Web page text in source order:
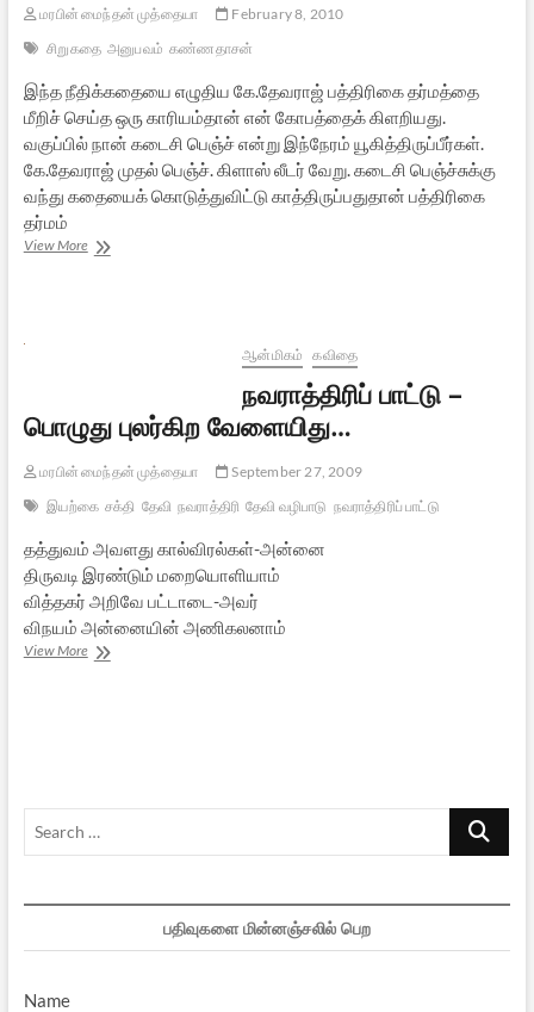
மரபின் மைந்தன் முத்தையா
February 8, 2010
சிறுகதை அனுபவம் கண்ணதாசன்
இந்த நீதிக்கதையை எழுதிய கே.தேவராஜ் பத்திரிகை தர்மத்தை
மீறிச் செய்த ஒரு காரியம்தான் என் கோபத்தைக் கிளறியது.
வகுப்பில் நான் கடைசி பெஞ்ச் என்று இந்நேரம் யூகித்திருப்பீர்கள்.
கே.தேவராஜ் முதல் பெஞ்ச். கிளாஸ் லீடர் வேறு. கடைசி பெஞ்ச்சுக்கு
வந்து கதையைக் கொடுத்துவிட்டு காத்திருப்பதுதான் பத்திரிகை
தர்மம்
View Moreஇப்படித்தான்
ஆன்மிகம் கவிதை
நவராத்திரிப் பாட்டு –
பொழுது புலர்கிற வேளையிது…
மரபின் மைந்தன் முத்தையா
September 27, 2009
இயற்கை சக்தி தேவி நவராத்திரி தேவி வழிபாடு நவராத்திரிப் பாட்டு
தத்துவம் அவளது கால்விரல்கள்-அன்னை
திருவடி இரண்டும் மறையொளியாம்
வித்தகர் அறிவே பட்டாடை-அவர்
விநயம் அன்னையின் அணிகலனாம்
View Moreநவராத்திரிப்
Search
பதிவுகளை மின்னஞ்சலில் பெற
Name